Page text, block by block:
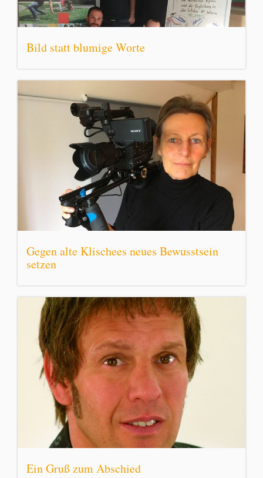
Bild statt blumige Worte
Gegen alte Klischees neues Bewusstsein
setzen
Ein Gruß zum Abschied